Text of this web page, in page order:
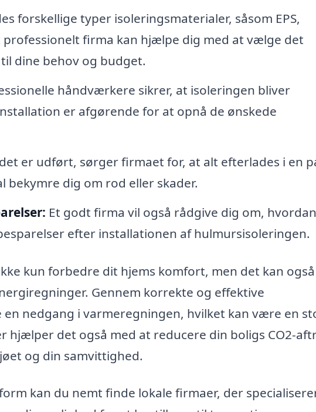
forskellige typer isoleringsmaterialer, såsom EPS,
professionelt firma kan hjælpe dig med at vælge det
dine behov og budget.
håndværkere sikrer, at isoleringen bliver
er afgørende for at opnå de ønskede
er udført, sørger firmaet for, at alt efterlades i en
bekymre dig om rod eller skader.
Et godt firma vil også rådgive dig om,
efter installationen af hulmursisoleringen.
kun forbedre dit hjems komfort, men det kan
Gennem korrekte og effektive
nedgang i varmeregningen, hvilket kan være en
hjælper det også med at reducere din boligs CO2-
og din samvittighed.
kan du nemt finde lokale firmaer, der